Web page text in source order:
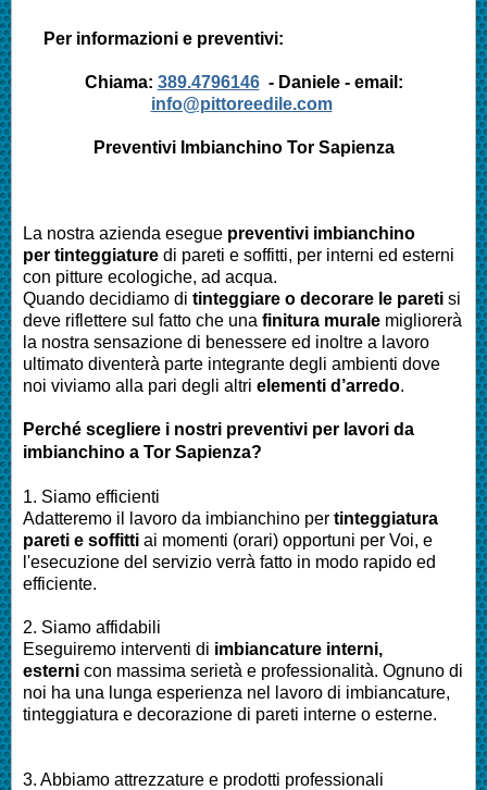
Per informazioni e preventivi:
Chiama: 389.4796146- Daniele - email:
info@pittoreedile.com
Preventivi Imbianchino Tor Sapienza
La nostra azienda esegue preventivi imbianchino
per tinteggiature di pareti e soffitti, per interni ed esterni
con pitture ecologiche, ad acqua.
Quando decidiamo di tinteggiare o decorare le pareti si
deve riflettere sul fatto che una finitura murale migliorerà
la nostra sensazione di benessere ed inoltre a lavoro
ultimato diventerà parte integrante degli ambienti dove
noi viviamo alla pari degli altri elementi d’arredo.
Perché scegliere i nostri preventivi per lavori da
imbianchino a Tor Sapienza?
1. Siamo efficienti
Adatteremo il lavoro da imbianchino per tinteggiatura
pareti e soffitti ai momenti (orari) opportuni per Voi, e
l'esecuzione del servizio verrà fatto in modo rapido ed
efficiente.
2. Siamo affidabili
Eseguiremo interventi di imbiancature interni,
esterni con massima serietà e professionalità. Ognuno di
noi ha una lunga esperienza nel lavoro di imbiancature,
tinteggiatura e decorazione di pareti interne o esterne.
3. Abbiamo attrezzature e prodotti professionali